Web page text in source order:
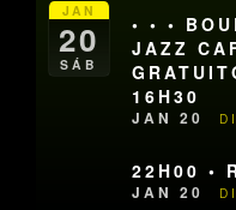
JAN
20
SÁB
• • •
JAZZ
16H30
JAN 20
22H00 •
JAN 20